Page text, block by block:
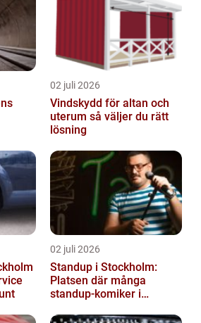
02 juli 2026
Vindskydd för altan och
uterum så väljer du rätt
lösning
02 juli 2026
Standup i Stockholm:
Platsen där många
standup-komiker i